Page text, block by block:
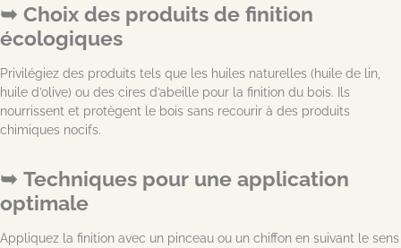
Choix des produits de finition
écologiques
Privilégiez des produits tels que les huiles naturelles (huile de lin,
huile d’olive) ou des cires d’abeille pour la finition du bois. Ils
nourrissent et protègent le bois sans recourir à des produits
chimiques nocifs.
Techniques pour une application
optimale
Appliquez la finition avec un pinceau ou un chiffon en suivant le sens